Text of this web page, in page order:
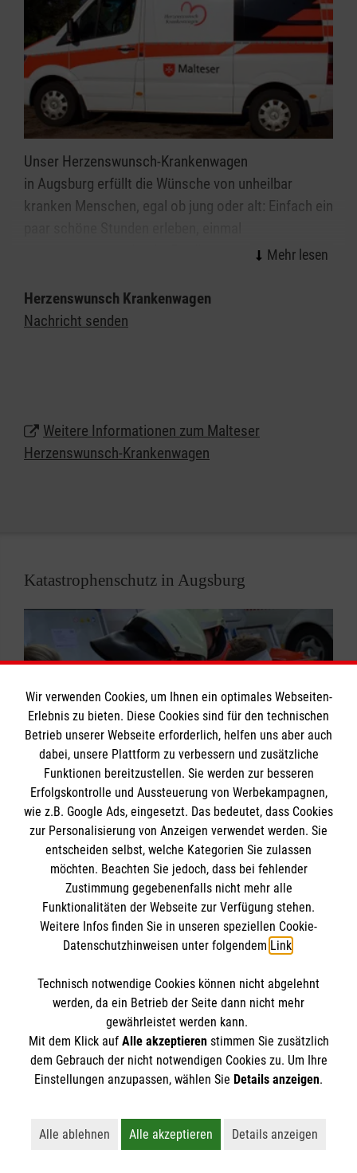
Unser Herzenswunsch-Krankenwagen
in Augsburg erfüllt die Wünsche von unheilbar
kranken Menschen, egal ob jung oder alt: Einfach ein
herauskommen oder die Erfüllung einer besonderen
Speziell geschulte Ehrenamtliche aus dem
medizinischen Bereich stehen den Kindern,
Für den Herzenswunsch-Krankenwagen sind alle
Beteiligten ehrenamtlich unterwegs. Sie stellen ihre
Freizeit zur Verfügung, um Menschen ihre letzten
Herzenswunsch Krankenwagen
Nachricht senden
Weitere Informationen zum Malteser
Herzenswunsch-Krankenwagen
Katastrophenschutz in Augsburg
Der Malteser Katastrophenschutz kommt immer
dann zum Einsatz, wenn vielen Menschen akut
geholfen werden muss. Egal ob Naturkatastrophen,
große Brände oder andere schwere Unglücksfälle,
die ehrenamtlichen Einsatzkräfte helfen bei allen
Ereignissen, in denen die Kräfte von Feuerwehr und
Rettungsdienst nicht ausreichen.
Organisiert in einzelnen Einsatzgruppen sind unsere
Helferinnen und Helfer Spezialisten in den Bereichen
Sanitätsdienst, Betreuung und
Transportunterstützung. In all diesen Bereichen
suchen wir immer Menschen, die im Fall der Fälle
bereit sind, sich für ihre Mitmenschen zu
Manuel Heckmann
Rettungshunde Malteser Bayern
Tel.0821 25850-30
Nachricht senden
Katastrophenschutz
Wir verwenden Cookies, um Ihnen ein optimales Webseiten-
Erlebnis zu bieten. Diese Cookies sind für den technischen
Betrieb unserer Webseite erforderlich, helfen uns aber auch
dabei, unsere Plattform zu verbessern und zusätzliche
Funktionen bereitzustellen. Sie werden zur besseren
Erfolgskontrolle und Aussteuerung von Werbekampagnen,
wie z.B. Google Ads, eingesetzt. Das bedeutet, dass Cookies
zur Personalisierung von Anzeigen verwendet werden. Sie
entscheiden selbst, welche Kategorien Sie zulassen
möchten. Beachten Sie jedoch, dass bei fehlender
Zustimmung gegebenenfalls nicht mehr alle
Funktionalitäten der Webseite zur Verfügung stehen.
Weitere Infos finden Sie in unseren speziellen Cookie-
Datenschutzhinweisen unter folgendem Link.
Technisch notwendige Cookies können nicht abgelehnt
werden, da ein Betrieb der Seite dann nicht mehr
gewährleistet werden kann.
Mit dem Klick auf Alle akzeptierenstimmen Sie zusätzlich
dem Gebrauch der nicht notwendigen Cookies zu. Um Ihre
Einstellungen anzupassen, wählen Sie Details anzeigen.
Alle ablehnen
Lehnt alle nicht-essentiellen Cookies ab
Alle akzeptieren
Akzeptiert alle Cookies
Details anzeigen